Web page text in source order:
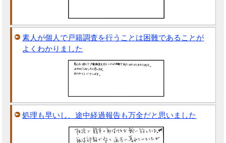
素人が個人で戸籍調査を行うことは困難であることが
よくわかりました
処理も早いし、途中経過報告も万全だと思いました